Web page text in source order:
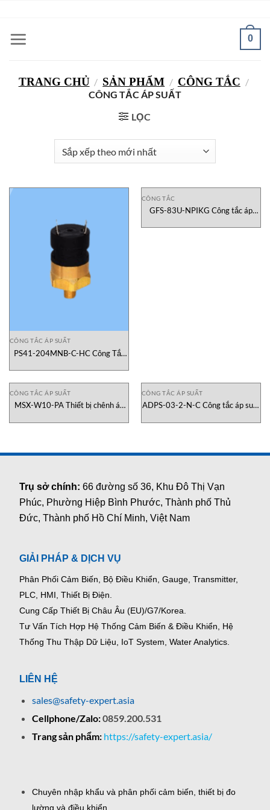
nội
0
TRANG CHỦ / SẢN PHẨM / CÔNG TẮC /
CÔNG TẮC ÁP SUẤT
LỌC
CÔNG TẮC ÁP SUẤT
PS41-204MNB-C-HC Công Tắc
CÔNG TẮC
GFS-83U-NPIKG Công tắc áp
Nam
CÔNG TẮC ÁP SUẤT
MSX-W10-PA Thiết bị chênh áp
CÔNG TẮC ÁP SUẤT
ADPS-03-2-N-C Công tắc áp suất
Trụ sở chính:66 đường số 36, Khu Đô Thị Vạn
Phúc, Phường Hiệp Bình Phước, Thành phố Thủ
Đức, Thành phố Hồ Chí Minh, Việt Nam
GIẢI PHÁP & DỊCH VỤ
Phân Phối Cảm Biến, Bộ Điều Khiển, Gauge, Transmitter,
PLC, HMI, Thiết Bị Điện.
Cung Cấp Thiết Bị Châu Âu (EU)/G7/Korea.
Tư Vấn Tích Hợp Hệ Thống Cảm Biến & Điều Khiển, Hệ
Thống Thu Thập Dữ Liệu, IoT System, Water Analytics.
LIÊN HỆ
sales@safety-expert.asia
Cellphone/Zalo:0859.200.531
Trang sản phẩm: https://safety-expert.asia/
Chuyên nhập khẩu và phân phối cảm biến, thiết bị đo
lường và điều khiển.